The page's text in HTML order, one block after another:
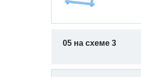
05 на схеме 3